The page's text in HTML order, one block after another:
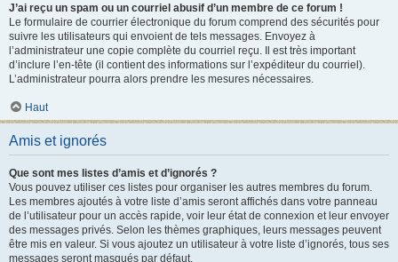
J’ai reçu un spam ou un courriel abusif d’un membre de ce forum !
Le formulaire de courrier électronique du forum comprend des sécurités pour
suivre les utilisateurs qui envoient de tels messages. Envoyez à
l’administrateur une copie complète du courriel reçu. Il est très important
d’inclure l’en-tête (il contient des informations sur l’expéditeur du courriel).
L’administrateur pourra alors prendre les mesures nécessaires.
Haut
Amis et ignorés
Que sont mes listes d’amis et d’ignorés ?
Vous pouvez utiliser ces listes pour organiser les autres membres du forum.
Les membres ajoutés à votre liste d’amis seront affichés dans votre panneau
de l’utilisateur pour un accès rapide, voir leur état de connexion et leur envoyer
des messages privés. Selon les thèmes graphiques, leurs messages peuvent
être mis en valeur. Si vous ajoutez un utilisateur à votre liste d’ignorés, tous ses
messages seront masqués par défaut.